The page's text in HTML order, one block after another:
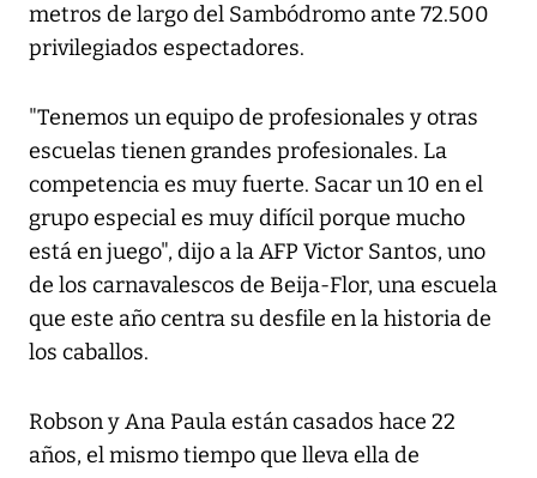
metros de largo del Sambódromo ante 72.500
privilegiados espectadores.
"Tenemos un equipo de profesionales y otras
escuelas tienen grandes profesionales. La
competencia es muy fuerte. Sacar un 10 en el
grupo especial es muy difícil porque mucho
está en juego", dijo a la AFP Victor Santos, uno
de los carnavalescos de Beija-Flor, una escuela
que este año centra su desfile en la historia de
los caballos.
Robson y Ana Paula están casados hace 22
años, el mismo tiempo que lleva ella de